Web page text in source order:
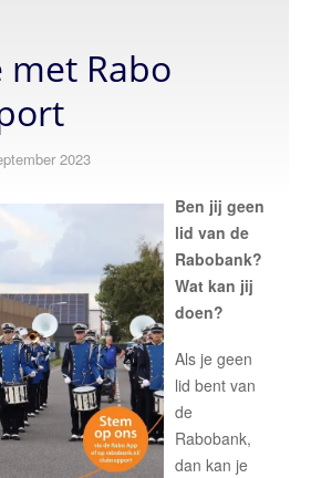
Maken
Stirum band
band
met Rabo
2023
Ben jij geen
lid van de
Rabobank?
Wat kan jij
doen?
Als je geen
lid bent van
de
Rabobank,
dan kan je